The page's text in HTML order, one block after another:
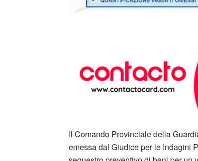
Il Comando Provinciale della
emessa dal Giudice per le Indagini